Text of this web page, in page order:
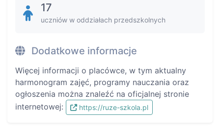
17
uczniów w oddziałach przedszkolnych
Dodatkowe informacje
Więcej informacji o placówce, w tym aktualny
harmonogram zajęć, programy nauczania oraz
ogłoszenia można znaleźć na oficjalnej stronie
internetowej:
https://ruze-szkola.pl